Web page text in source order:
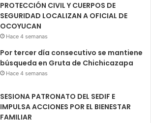
PROTECCIÓN CIVIL Y CUERPOS DE
SEGURIDAD LOCALIZAN A OFICIAL DE
OCOYUCAN
Hace 4 semanas
Por tercer día consecutivo se mantiene
búsqueda en Gruta de Chichicazapa
Hace 4 semanas
SESIONA PATRONATO DEL SEDIF E
IMPULSA ACCIONES POR EL BIENESTAR
FAMILIAR